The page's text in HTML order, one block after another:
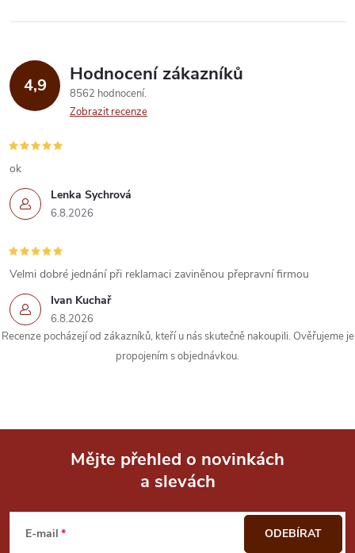
4,9 Hodnocení zákazníků
8562 hodnocení
Zobrazit recenze
Lenka Sychrová
6.8.2026
ok
Ivan Kuchař
6.8.2026
Velmi dobré jednání při reklamaci zaviněnou přepravní firmou
Recenze pocházejí od zákazníků, kteří u nás skutečně nakoupili. Ověřujeme je
propojením s objednávkou.
Mějte přehled o novinkách
a slevách
E-mail ODEBÍRAT